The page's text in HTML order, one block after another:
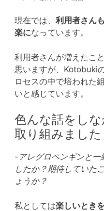
現在では、 利用者さん
楽になっています。
利用者さんが増えたこ
思いますが、Kotobuki
ロセスの中で培われた
いと感じています。
色んな話をし
取り組みました
-アレグロペンギンと一
したか？期待していた
ょうか？
私としては楽しいとき